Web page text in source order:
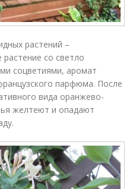
растений –
со светло
соцветиями, аромат
парфюма. После
вида оранжево-
желтеют и опадают